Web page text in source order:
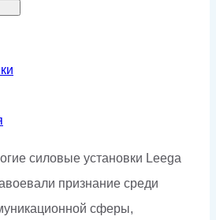
силовые установки Leega
признание среди
сферы,